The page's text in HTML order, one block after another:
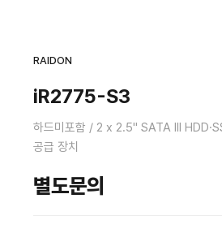
RAIDON
iR2775-S3
하드미포함 / 2 x 2.5" SATA III
공급 장치
별도문의